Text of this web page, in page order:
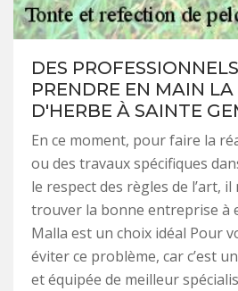
DES
PRENDRE EN MAIN
D'HERBE À SAINTE
En ce moment, pour faire la
ou des travaux spécifiques
le respect des règles de l’art, il
trouver la bonne entreprise à
Malla est un choix idéal Pour
éviter ce problème, car c’est
et équipée de meilleur